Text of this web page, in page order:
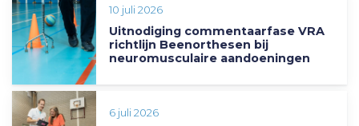
10 juli 2026
Uitnodiging commentaarfase VRA
richtlijn Beenorthesen bij
neuromusculaire aandoeningen
6 juli 2026